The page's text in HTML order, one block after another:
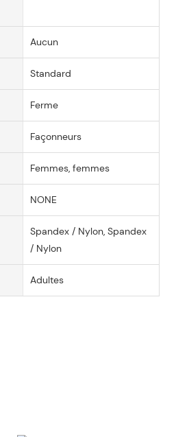
Aucun
Standard
Ferme
Façonneurs
Femmes, femmes
NONE
Spandex / Nylon, Spandex
/ Nylon
Adultes